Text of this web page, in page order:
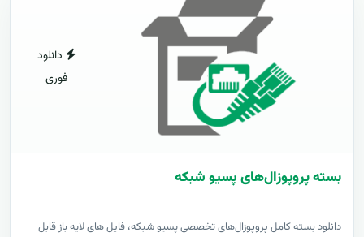
دانلود
فوری
بسته پروپوزال‌های پسیو شبکه
دانلود بسته کامل پروپوزال‌های تخصصی پسیو شبکه، فایل های لایه باز قابل